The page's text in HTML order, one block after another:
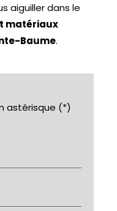
aiguiller dans le
matériaux
Baume.
astérisque (*)